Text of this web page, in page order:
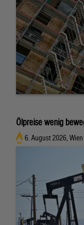
Ölpreise wenig
6. August 2026, Wien